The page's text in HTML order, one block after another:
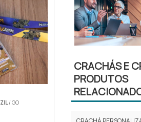
/ GO
CRACHÁS E
PRODUTOS